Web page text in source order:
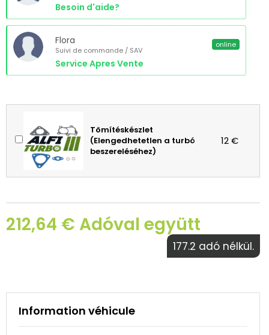
Besoin d'aide?
Flora
Suivi de commande / SAV
Service Apres Vente
online
Tömítéskészlet
(Elengedhetetlen a turbó
beszereléséhez)
12 €
212,64 € Adóval együtt
177.2 adó nélkül.
Information véhicule